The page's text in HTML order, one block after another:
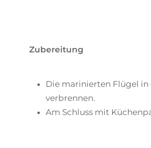
Zubereitung
Die marinierten Flügel
verbrennen.
Am Schluss mit